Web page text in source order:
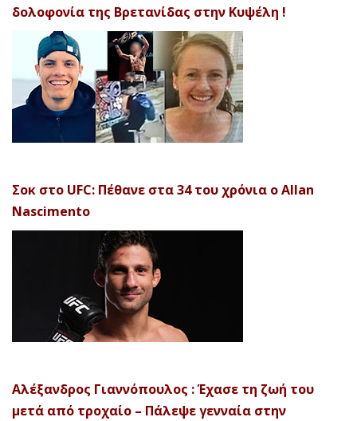
δολοφονία της Βρετανίδας στην Κυψέλη !
Σοκ στο UFC: Πέθανε στα 34 του χρόνια ο Allan
Nascimento
Αλέξανδρος Γιαννόπουλος : Έχασε τη ζωή του
μετά από τροχαίο – Πάλεψε γενναία στην